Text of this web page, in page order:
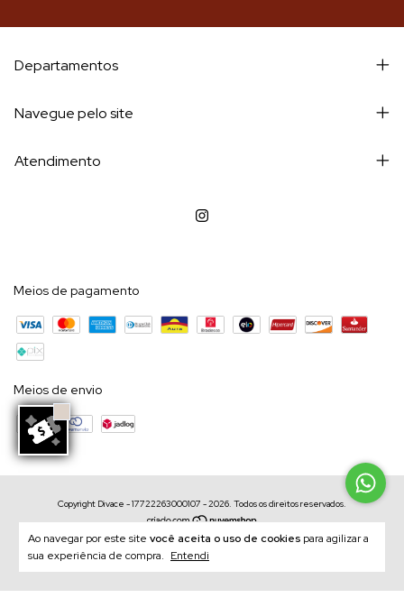
Ao navegar por este site você aceita o uso de cookies para agilizar a
sua experiência de compra. Entendi
Departamentos
Navegue pelo site
Atendimento
Meios de pagamento
Meios de envio
Copyright Divace - 17722263000107 - 2026. Todos os direitos reservados.